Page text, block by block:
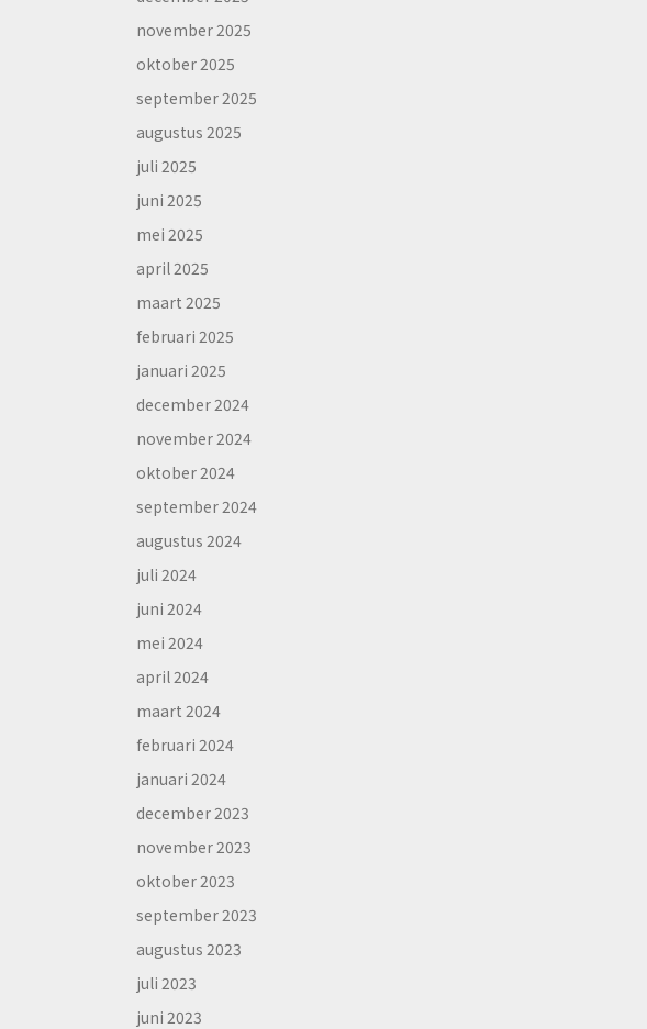
november 2025
oktober 2025
september 2025
augustus 2025
juli 2025
juni 2025
mei 2025
april 2025
maart 2025
februari 2025
januari 2025
december 2024
november 2024
oktober 2024
september 2024
augustus 2024
juli 2024
juni 2024
mei 2024
april 2024
maart 2024
februari 2024
januari 2024
december 2023
november 2023
oktober 2023
september 2023
augustus 2023
juli 2023
juni 2023